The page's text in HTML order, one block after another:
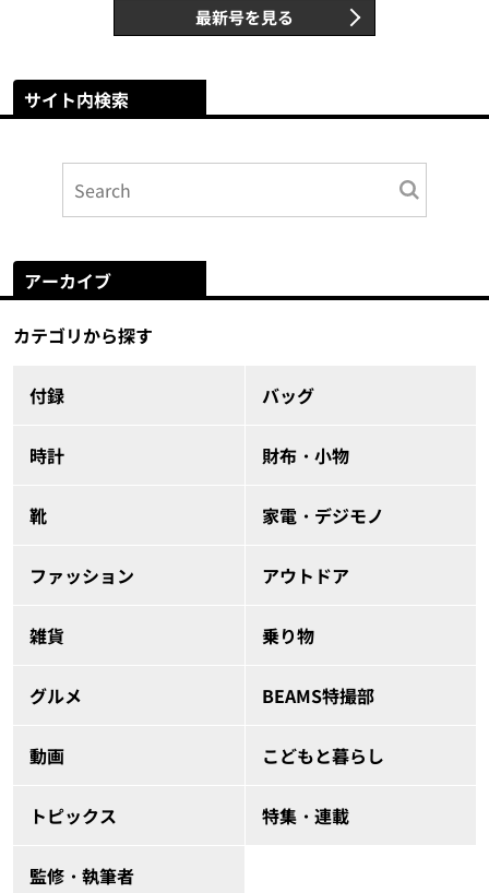
最新号を見る
サイト内検索
アーカイブ
カテゴリから探す
付録 バッグ
時計 財布・小物
靴 家電・デジモノ
ファッション アウトドア
雑貨 乗り物
グルメ BEAMS特撮部
動画 こどもと暮らし
トピックス 特集・連載
監修・執筆者